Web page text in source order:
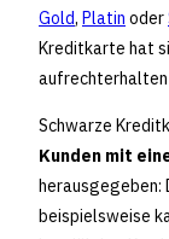
Gold, Platin oder
Kreditkarte hat
aufrechterhalten
Schwarze
Kunden mit
herausgegeben:
beispielsweise